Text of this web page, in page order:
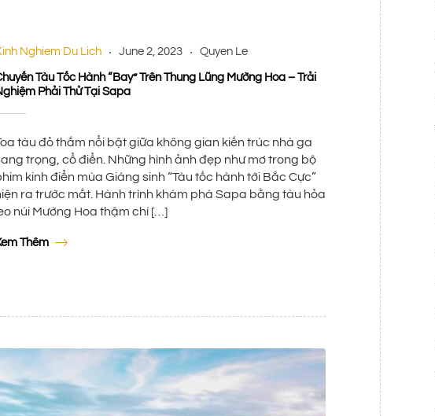
Nghiem Du Lich June 2, 2023 Quyen Le
Tàu Tốc Hành “bay” Trên Thung Lũng Mường Hoa – Trải
Phải Thử Tại Sapa
tàu đỏ thắm nổi bật giữa không gian kiến trúc nhà ga
trọng, cổ điển. Những hình ảnh đẹp như mơ trong bộ
kinh điển mùa Giáng sinh “Tàu tốc hành tới Bắc Cực”
ra trước mắt. Hành trình khám phá Sapa bằng tàu hỏa
núi Mường Hoa thậm chí […]
Thêm